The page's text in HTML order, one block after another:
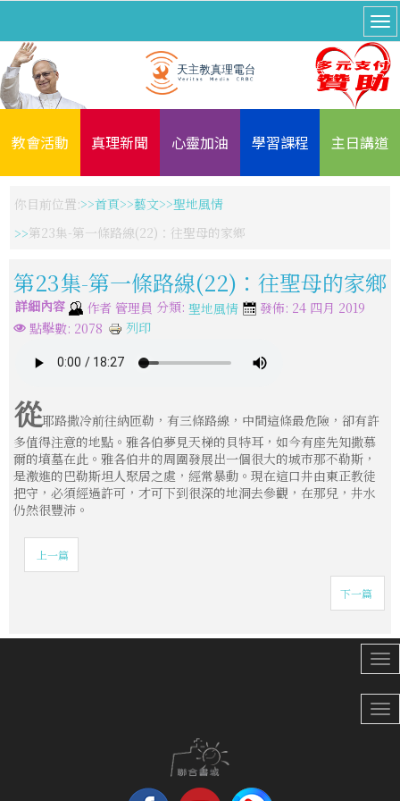
教會活動 真理新聞 心靈加油 學習課程 主日講道
你目前位置: 首頁 藝文
聖地風情
第23集-第一條路線(22)：往聖母的家鄉
第23集-第一條路線(22)：往聖母的家鄉
詳細內容 作者 管理員 分類: 聖地風情
發佈: 24 四月 2019
點擊數: 2078
列印
從耶路撒冷前往納匝勒，有三條路線，中間這條最危險，卻有許
多值得注意的地點。雅各伯夢見天梯的貝特耳，如今有座先知撒慕
爾的墳墓在此。雅各伯井的周圍發展出一個很大的城市那不勒斯，
是激進的巴勒斯坦人聚居之處，經常暴動。現在這口井由東正教徒
把守，必須經過許可，才可下到很深的地洞去參觀，在那兒，井水
仍然很豐沛。
上一篇
下一篇